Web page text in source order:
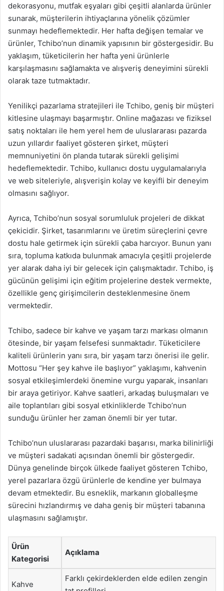
dekorasyonu, mutfak eşyaları gibi çeşitli alanlarda ürünler
sunarak, müşterilerin ihtiyaçlarına yönelik çözümler
sunmayı hedeflemektedir. Her hafta değişen temalar ve
ürünler, Tchibo’nun dinamik yapısının bir göstergesidir. Bu
yaklaşım, tüketicilerin her hafta yeni ürünlerle
karşılaşmasını sağlamakta ve alışveriş deneyimini sürekli
olarak taze tutmaktadır.
Yenilikçi pazarlama stratejileri ile Tchibo, geniş bir müşteri
kitlesine ulaşmayı başarmıştır. Online mağazası ve fiziksel
satış noktaları ile hem yerel hem de uluslararası pazarda
uzun yıllardır faaliyet gösteren şirket, müşteri
memnuniyetini ön planda tutarak sürekli gelişimi
hedeflemektedir. Tchibo, kullanıcı dostu uygulamalarıyla
ve web siteleriyle, alışverişin kolay ve keyifli bir deneyim
olmasını sağlıyor.
Ayrıca, Tchibo’nun sosyal sorumluluk projeleri de dikkat
çekicidir. Şirket, tasarımlarını ve üretim süreçlerini çevre
dostu hale getirmek için sürekli çaba harcıyor. Bunun yanı
sıra, topluma katkıda bulunmak amacıyla çeşitli projelerde
yer alarak daha iyi bir gelecek için çalışmaktadır. Tchibo, iş
gücünün gelişimi için eğitim projelerine destek vermekte,
özellikle genç girişimcilerin desteklenmesine önem
vermektedir.
Tchibo, sadece bir kahve ve yaşam tarzı markası olmanın
ötesinde, bir yaşam felsefesi sunmaktadır. Tüketicilere
kaliteli ürünlerin yanı sıra, bir yaşam tarzı önerisi ile gelir.
Mottosu “Her şey kahve ile başlıyor” yaklaşımı, kahvenin
sosyal etkileşimlerdeki önemine vurgu yaparak, insanları
bir araya getiriyor. Kahve saatleri, arkadaş buluşmaları ve
aile toplantıları gibi sosyal etkinliklerde Tchibo’nun
sunduğu ürünler her zaman önemli bir yer tutar.
Tchibo’nun uluslararası pazardaki başarısı, marka bilinirliği
ve müşteri sadakati açısından önemli bir göstergedir.
Dünya genelinde birçok ülkede faaliyet gösteren Tchibo,
yerel pazarlara özgü ürünlerle de kendine yer bulmaya
devam etmektedir. Bu esneklik, markanın globalleşme
sürecini hızlandırmış ve daha geniş bir müşteri tabanına
ulaşmasını sağlamıştır.
Ürün
Kategorisi
Açıklama
Kahve
Farklı çekirdeklerden elde edilen zengin